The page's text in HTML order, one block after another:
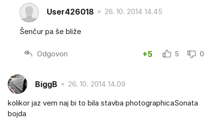
User426018 26. 10. 2014 14.45
Šenčur pa še bliže
Odgovori +5 5 0
BiggB 26. 10. 2014 14.09
kolikor jaz vem naj bi to bila stavba photographicaSonata
bojda